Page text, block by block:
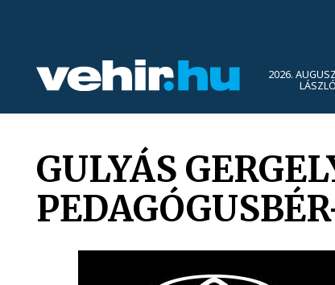
2026.
LÁSZLÓ
GULYÁS